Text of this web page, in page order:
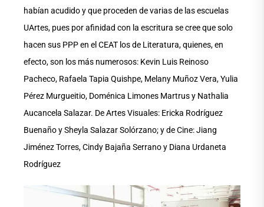
habían acudido y que proceden de varias de las escuelas
UArtes, pues por afinidad con la escritura se cree que solo
hacen sus PPP en el CEAT los de Literatura, quienes, en
efecto, son los más numerosos: Kevin Luis Reinoso
Pacheco, Rafaela Tapia Quishpe, Melany Muñoz Vera, Yulia
Pérez Murgueitio, Doménica Limones Martrus y Nathalia
Aucancela Salazar. De Artes Visuales: Ericka Rodríguez
Buenaño y Sheyla Salazar Solórzano; y de Cine: Jiang
Jiménez Torres, Cindy Bajaña Serrano y Diana Urdaneta
Rodríguez